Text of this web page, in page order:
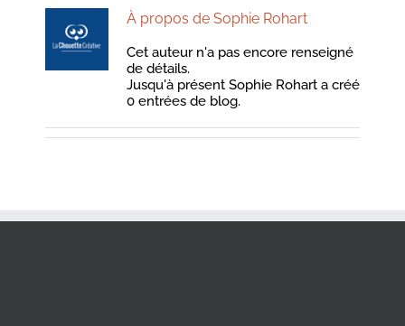
À propos de Sophie Rohart
Cet auteur n'a pas encore renseigné
de détails.
Jusqu'à présent Sophie Rohart a créé
0 entrées de blog.